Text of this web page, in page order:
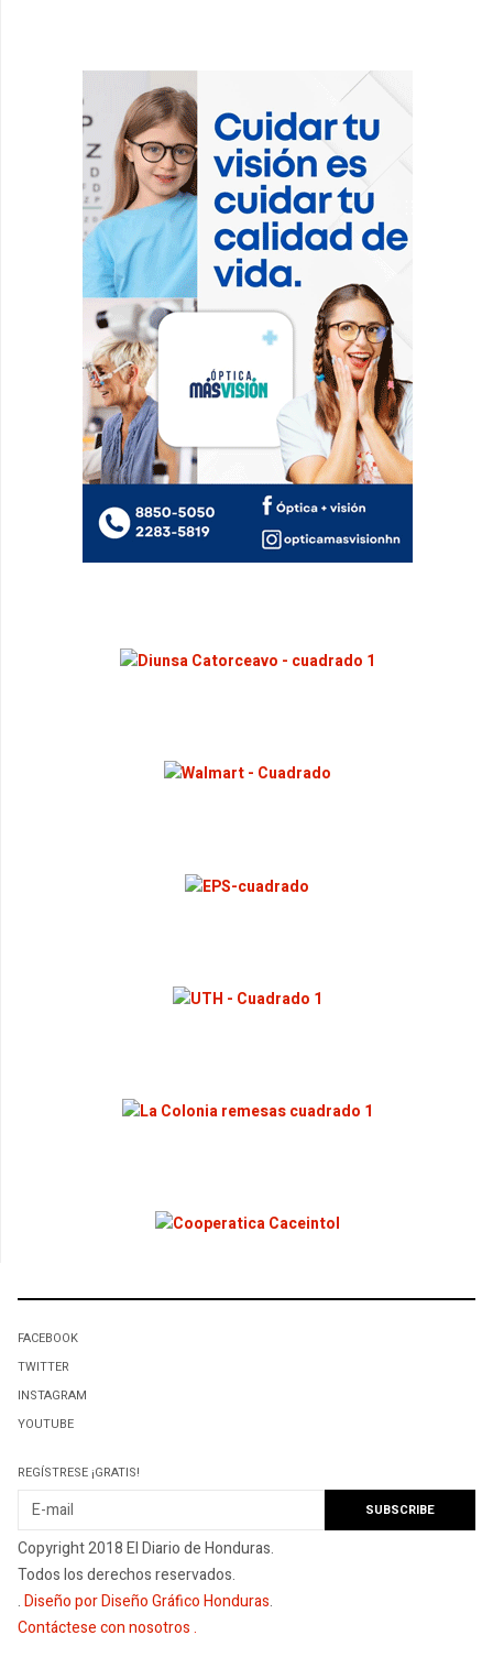
FACEBOOK
TWITTER
INSTAGRAM
YOUTUBE
REGÍSTRESE ¡GRATIS!
Copyright 2018 El Diario de Honduras.
Todos los derechos reservados.
.Diseño por Diseño Gráfico Honduras.
Contáctese con nosotros.